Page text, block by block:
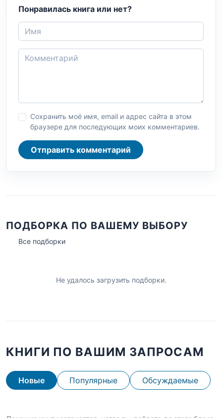
Понравилась книга или нет?
Сохранить моё имя, email и адрес сайта в этом
браузере для последующих моих комментариев.
Отправить комментарий
ПОДБОРКА ПО ВАШЕМУ ВЫБОРУ
Все подборки
Не удалось загрузить подборки.
КНИГИ ПО ВАШИМ ЗАПРОСАМ
Новые Популярные Обсуждаемые